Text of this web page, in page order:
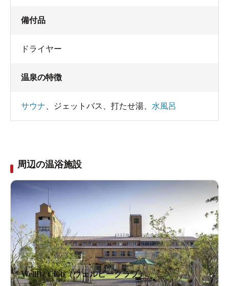
備付品
ドライヤー
温泉の特徴
サウナ ジェットバス 打たせ湯 水風呂
周辺の温浴施設
WellBe Club（ウェルビークラブ）